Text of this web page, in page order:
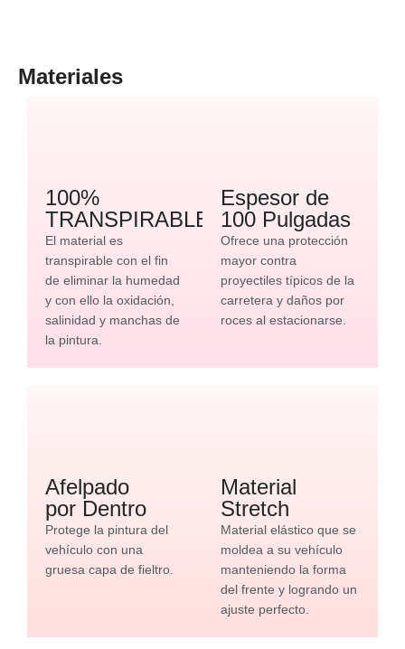
Materiales
100%
TRANSPIRABLE
El material es
transpirable con el fin
de eliminar la humedad
y con ello la oxidación,
salinidad y manchas de
la pintura.
Espesor de
100 Pulgadas
Ofrece una protección
mayor contra
proyectiles típicos de la
carretera y daños por
roces al estacionarse.
Afelpado
por Dentro
Protege la pintura del
vehículo con una
gruesa capa de fieltro.
Material
Stretch
Material elástico que se
moldea a su vehículo
manteniendo la forma
del frente y logrando un
ajuste perfecto.